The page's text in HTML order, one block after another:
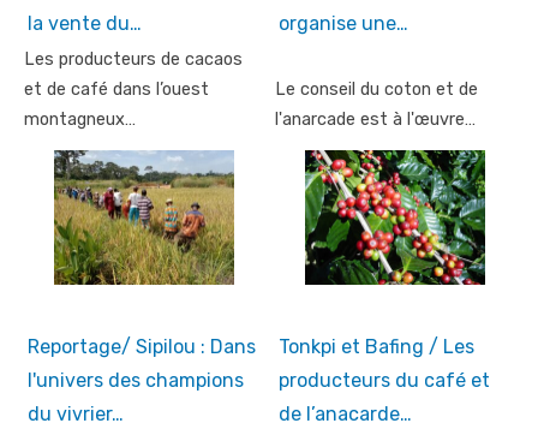
la vente du…
Les producteurs de cacaos
et de café dans l’ouest
montagneux…
organise une…
Le conseil du coton et de
l'anarcade est à l'œuvre…
Reportage/ Sipilou : Dans
l'univers des champions
du vivrier…
Tonkpi et Bafing / Les
producteurs du café et
de l’anacarde…